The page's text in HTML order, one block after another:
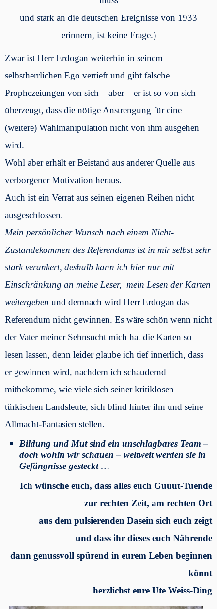
und stark an die deutschen Ereignisse von 1933
erinnern, ist keine Frage.)
Zwar ist Herr Erdogan weiterhin in seinem
selbstherrlichen Ego vertieft und gibt falsche
Prophezeiungen von sich – aber – er ist so von sich
überzeugt, dass die nötige Anstrengung für eine
(weitere) Wahlmanipulation nicht von ihm ausgehen
wird.
Wohl aber erhält er Beistand aus anderer Quelle aus
verborgener Motivation heraus.
Auch ist ein Verrat aus seinen eigenen Reihen nicht
ausgeschlossen.
Mein persönlicher Wunsch nach einem Nicht-
Zustandekommen des Referendums ist in mir selbst sehr
stark verankert, deshalb kann ich hier nur mit
Einschränkung an meine Leser, mein Lesen der Karten
weitergeben und demnach wird Herr Erdogan das
Referendum nicht gewinnen. Es wäre schön wenn nicht
der Vater meiner Sehnsucht mich hat die Karten so
lesen lassen, denn leider glaube ich tief innerlich, dass
er gewinnen wird, nachdem ich schaudernd
mitbekomme, wie viele sich seiner kritiklosen
türkischen Landsleute, sich blind hinter ihn und seine
Allmacht-Fantasien stellen.
Bildung und Mut sind ein unschlagbares Team –
doch wohin wir schauen – weltweit werden sie in
Gefängnisse gesteckt …
Ich wünsche euch, dass alles euch Guuut-Tuende
zur rechten Zeit, am rechten Ort
aus dem pulsierenden Dasein sich euch zeigt
und dass ihr dieses euch Nährende
dann genussvoll spürend in eurem Leben beginnen
könnt
herzlichst eure Ute Weiss-Ding